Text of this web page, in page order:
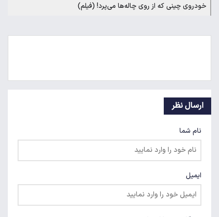
خودروی چینی که از روی چاله‌ها می‌پرد! (فیلم)
ارسال نظر
نام شما
ایمیل